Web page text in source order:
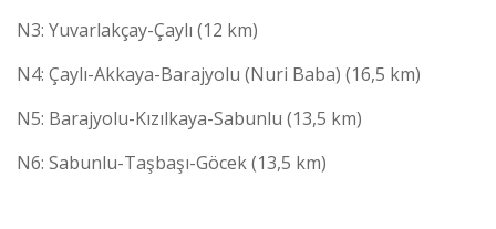
N3: Yuvarlakçay-Çaylı (12 km)
N4: Çaylı-Akkaya-Barajyolu (Nuri Baba) (16,5 km)
N5: Barajyolu-Kızılkaya-Sabunlu (13,5 km)
N6: Sabunlu-Taşbaşı-Göcek (13,5 km)